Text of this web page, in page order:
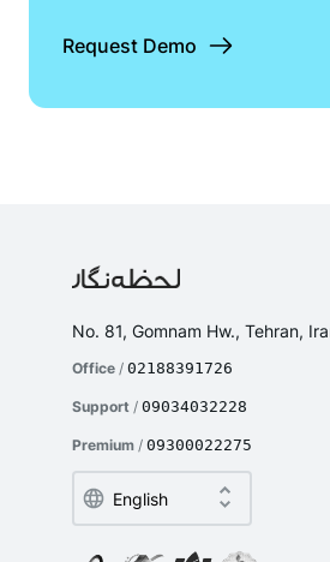
Request Demo
No. 81, Gomnam Hw., Tehran,
Office / 02188391726
Support / 09034032228
Premium / 09300022275